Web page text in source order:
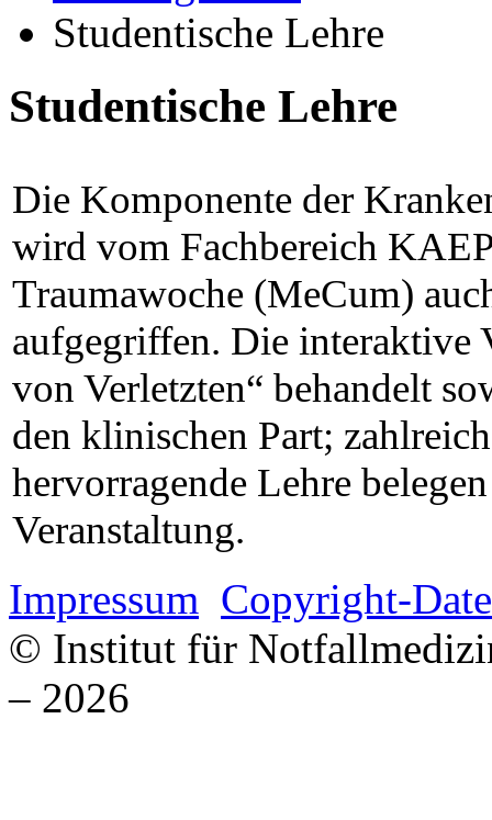
Studentische Lehre
Studentische Lehre
Die Komponente der
wird vom Fachbereich
Traumawoche (MeCum)
aufgegriffen. Die interaktive
von Verletzten“ behandelt
den klinischen Part;
hervorragende Lehre
Veranstaltung.
Impressum Copyright-
© Institut für
– 2026